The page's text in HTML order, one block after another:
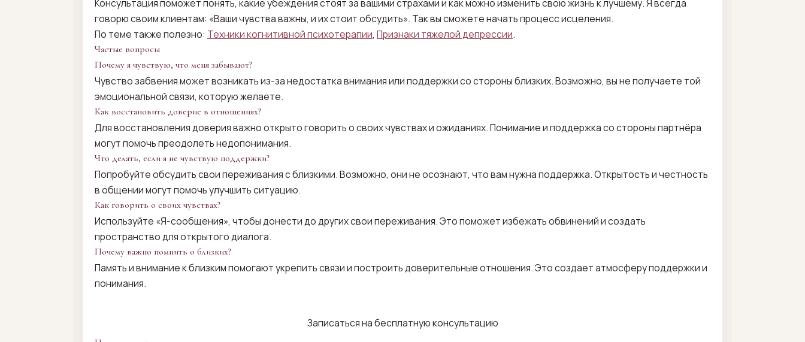
Консультация поможет понять, какие убеждения стоят за вашими страхами и как можно изменить свою жизнь к лучшему. Я всегда
говорю своим клиентам: «Ваши чувства важны, и их стоит обсудить». Так вы сможете начать процесс исцеления.
По теме также полезно: Техники когнитивной психотерапии, Признаки тяжелой депрессии.
Частые вопросы
Почему я чувствую, что меня забывают?
Чувство забвения может возникать из-за недостатка внимания или поддержки со стороны близких. Возможно, вы не получаете той
эмоциональной связи, которую желаете.
Как восстановить доверие в отношениях?
Для восстановления доверия важно открыто говорить о своих чувствах и ожиданиях. Понимание и поддержка со стороны партнёра
могут помочь преодолеть недопонимания.
Что делать, если я не чувствую поддержки?
Попробуйте обсудить свои переживания с близкими. Возможно, они не осознают, что вам нужна поддержка. Открытость и честность
в общении могут помочь улучшить ситуацию.
Как говорить о своих чувствах?
Используйте «Я-сообщения», чтобы донести до других свои переживания. Это поможет избежать обвинений и создать
пространство для открытого диалога.
Почему важно помнить о близких?
Память и внимание к близким помогают укрепить связи и построить доверительные отношения. Это создает атмосферу поддержки и
понимания.
Записаться на бесплатную консультацию